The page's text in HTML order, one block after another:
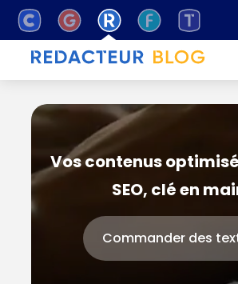
Vos contenus
SEO, clé en
Commander des